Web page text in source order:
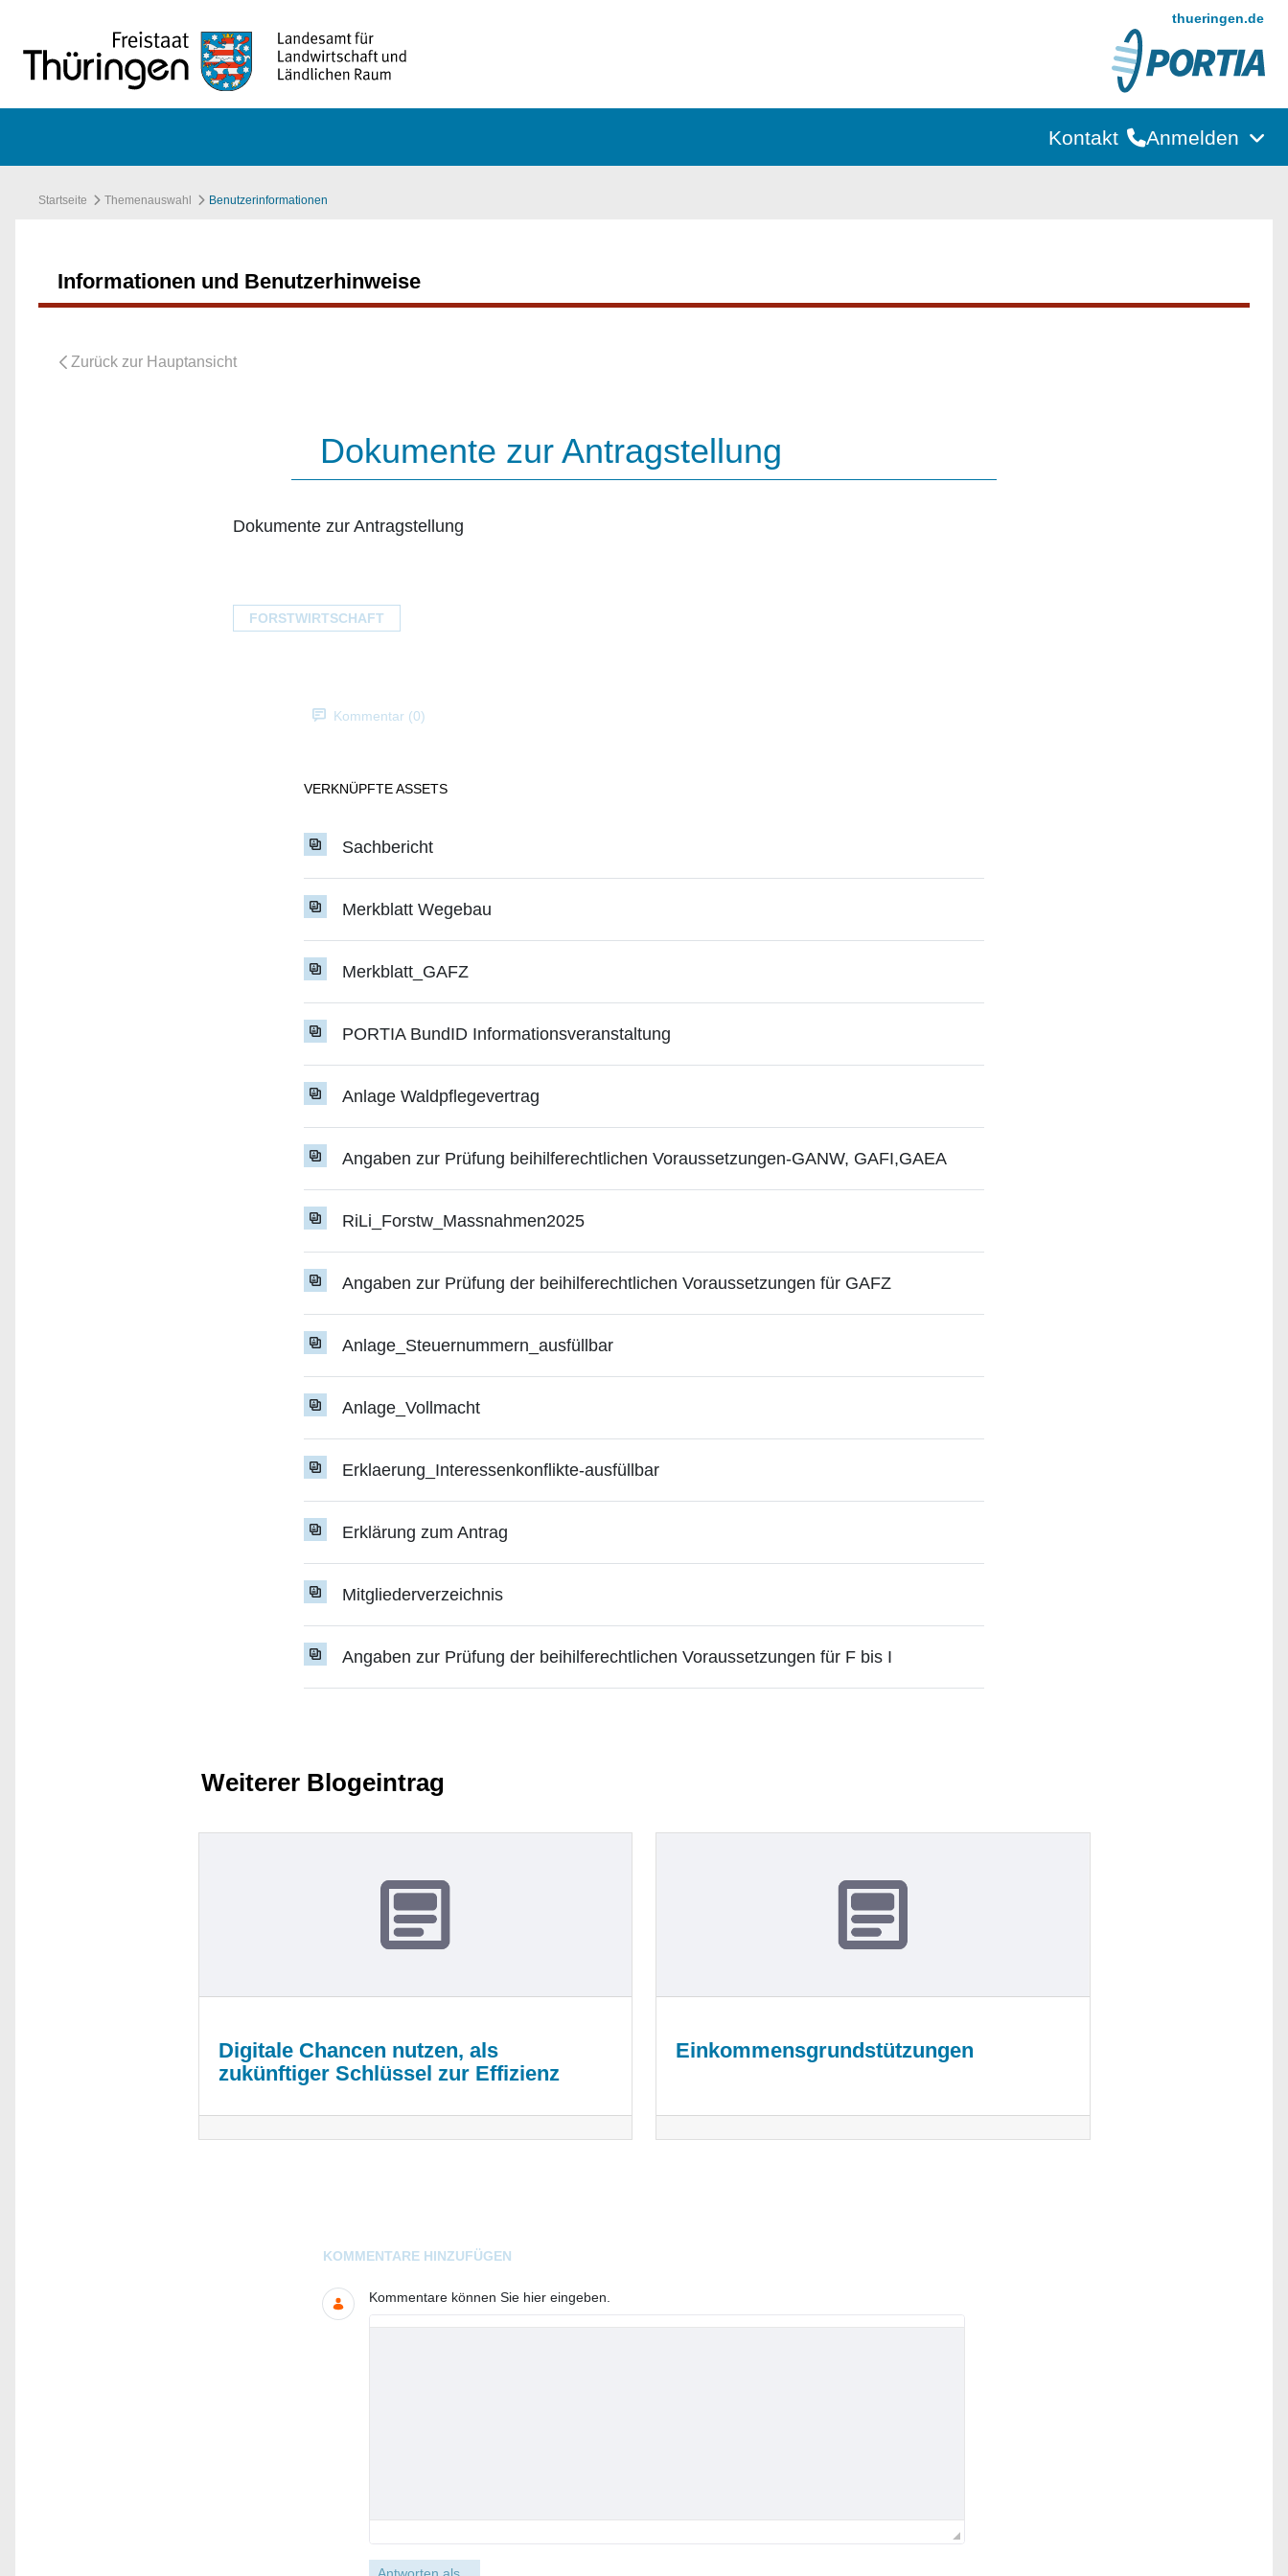
thueringen.de
Kontakt Anmelden
Startseite Themenauswahl Benutzerinformationen
Informationen und Benutzerhinweise
Dokumente zur Antragstellung
Dokumente zur Antragstellung
FORSTWIRTSCHAFT
Kommentar (0)
VERKNÜPFTE ASSETS
Sachbericht
Merkblatt Wegebau
Merkblatt_GAFZ
PORTIA BundID Informationsveranstaltung
Anlage Waldpflegevertrag
Angaben zur Prüfung beihilferechtlichen Voraussetzungen-GANW, GAFI,GAEA
RiLi_Forstw_Massnahmen2025
Angaben zur Prüfung der beihilferechtlichen Voraussetzungen für GAFZ
Anlage_Steuernummern_ausfüllbar
Anlage_Vollmacht
Erklaerung_Interessenkonflikte-ausfüllbar
Erklärung zum Antrag
Mitgliederverzeichnis
Angaben zur Prüfung der beihilferechtlichen Voraussetzungen für F bis I
Weiterer Blogeintrag
Digitale Chancen nutzen, als
zukünftiger Schlüssel zur Effizienz
Einkommensgrundstützungen
Blogs
KOMMENTARE HINZUFÜGEN
Kommentare können Sie hier eingeben.
Antworten als...